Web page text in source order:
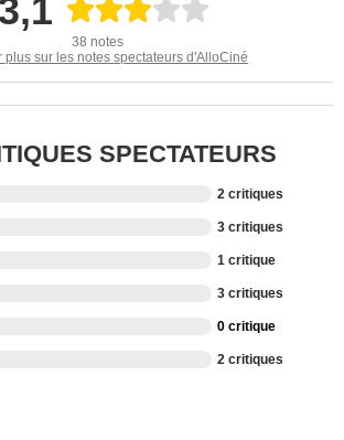
3,1
38 notes
plus sur les notes spectateurs d'AlloCiné
SPECTATEURS
2 critiques
3 critiques
1 critique
3 critiques
0 critique
2 critiques